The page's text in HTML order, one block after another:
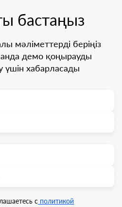
бастаңыз
мәліметтерді беріңіз
демо қоңырауды
үшін хабарласады
с политикой